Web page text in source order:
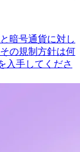
暗号通貨に対し
の規制方針は何
入手してくださ